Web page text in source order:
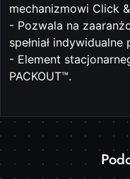
mechanizmowi Click
- Pozwala na
spełniał
- Element
PACKOUT™.
Pomiń karuzelę